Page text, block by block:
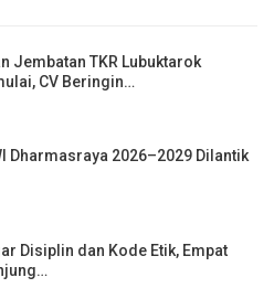
Jembatan TKR Lubuktarok
CV Beringin…
Dharmasraya 2026–2029 Dilantik
Disiplin dan Kode Etik, Empat